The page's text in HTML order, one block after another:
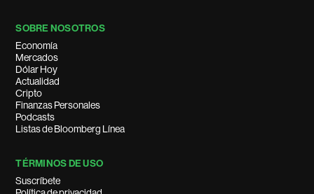
SOBRE NOSOTROS
Economía
Mercados
Dólar Hoy
Actualidad
Cripto
Finanzas Personales
Podcasts
Listas de Bloomberg Línea
TÉRMINOS DE USO
Suscríbete